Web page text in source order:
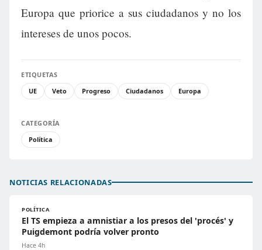
Europa que priorice a sus ciudadanos y no los
intereses de unos pocos.
ETIQUETAS
UE
Veto Progreso Ciudadanos Europa
CATEGORÍA
Política
NOTICIAS RELACIONADAS
POLÍTICA
El TS empieza a amnistiar a los presos del 'procés' y
Puigdemont podría volver pronto
Hace 4h